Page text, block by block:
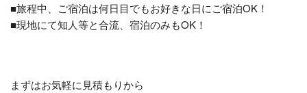
■旅程中、ご宿泊は何日目でもお好きな日にご宿泊OK！
■現地にて知人等と合流、宿泊のみもOK！
まずはお気軽に見積もりから